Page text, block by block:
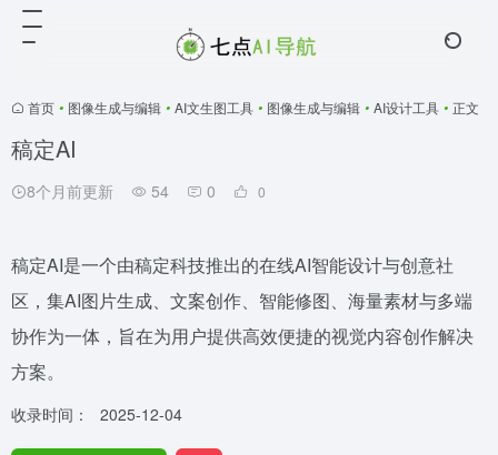
首页 • 图像生成与编辑 • AI文生图工具 • 图像生成与编辑 • AI设计工具 • 正文
稿定AI
8个月前更新 54 0 0
稿定AI是一个由稿定科技推出的在线AI智能设计与创意社
区，集AI图片生成、文案创作、智能修图、海量素材与多端
协作为一体，旨在为用户提供高效便捷的视觉内容创作解决
方案。
收录时间： 2025-12-04